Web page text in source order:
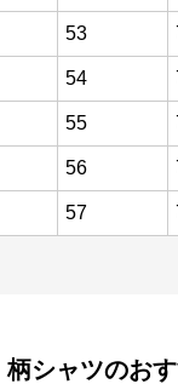
53
54
55
56
57
柄シャツのお